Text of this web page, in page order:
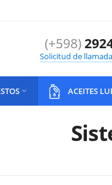
(+598)
Solicitud de llamada
 ACEITES